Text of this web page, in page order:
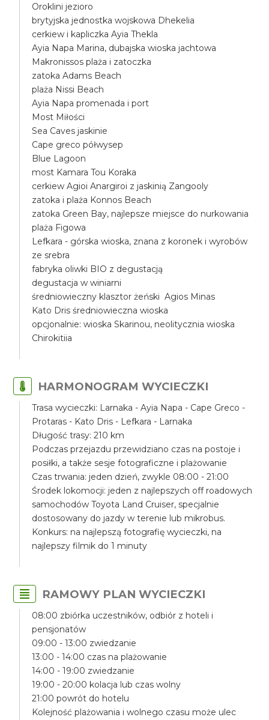
Oroklini jezioro
brytyjska jednostka wojskowa Dhekelia
cerkiew i kapliczka Ayia Thekla
Ayia Napa Marina, dubajska wioska jachtowa
Makronissos plaża i zatoczka
zatoka Adams Beach
plaża Nissi Beach
Ayia Napa promenada i port
Most Miłości
Sea Caves jaskinie
Cape greco półwysep
Blue Lagoon
most Kamara Tou Koraka
cerkiew Agioi Anargiroi z jaskinią Zangooly
zatoka i plaża Konnos Beach
zatoka Green Bay, najlepsze miejsce do nurkowania
plaża Figowa
Lefkara - górska wioska, znana z koronek i wyrobów
ze srebra
fabryka oliwki BIO z degustacją
degustacja w winiarni
średniowieczny klasztor żeński Agios Minas
Kato Dris średniowieczna wioska
opcjonalnie: wioska Skarinou, neolitycznia wioska
Chirokitiia
HARMONOGRAM WYCIECZKI
Trasa wycieczki: Larnaka - Ayia Napa - Cape Greco -
Protaras - Kato Dris - Lefkara - Larnaka
Długość trasy: 210 km
Podczas przejazdu przewidziano czas na postoje i
posiłki, a także sesje fotograficzne i plażowanie
Czas trwania: jeden dzień, zwykle 08:00 - 21:00
Środek lokomocji: jeden z najlepszych off roadowych
samochodów Toyota Land Cruiser, specjalnie
dostosowany do jazdy w terenie lub mikrobus.
Konkurs: na najlepszą fotografię wycieczki, na
najlepszy filmik do 1 minuty
RAMOWY PLAN WYCIECZKI
08:00 zbiórka uczestników, odbiór z hoteli i
pensjonatów
09:00 - 13:00 zwiedzanie
13:00 - 14:00 czas na plażowanie
14:00 - 19:00 zwiedzanie
19:00 - 20:00 kolacja lub czas wolny
21:00 powrót do hotelu
Kolejność plażowania i wolnego czasu może ulec